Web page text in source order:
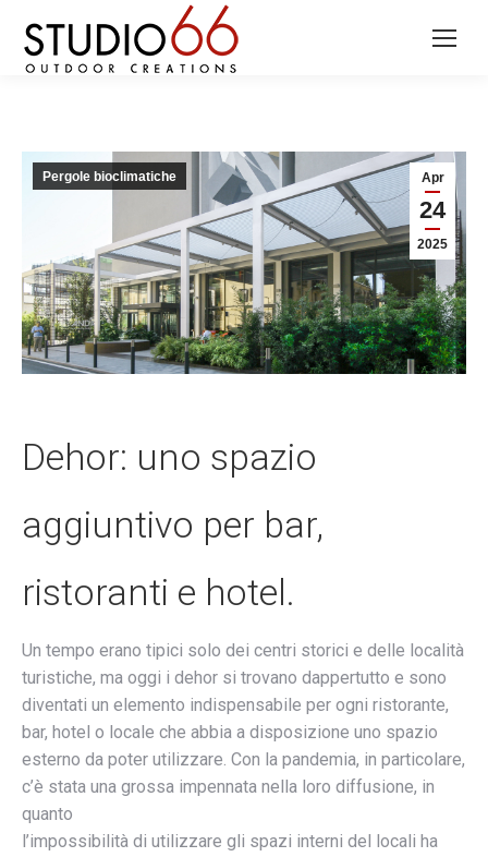
Apr
24
2025
Pergole bioclimatiche
Dehor: uno spazio
aggiuntivo per bar,
ristoranti e hotel.
Un tempo erano tipici solo dei centri storici e delle località
turistiche, ma oggi i dehor si trovano dappertutto e sono
diventati un elemento indispensabile per ogni ristorante,
bar, hotel o locale che abbia a disposizione uno spazio
esterno da poter utilizzare. Con la pandemia, in particolare,
c’è stata una grossa impennata nella loro diffusione, in
quanto
l’impossibilità di utilizzare gli spazi interni del locali ha